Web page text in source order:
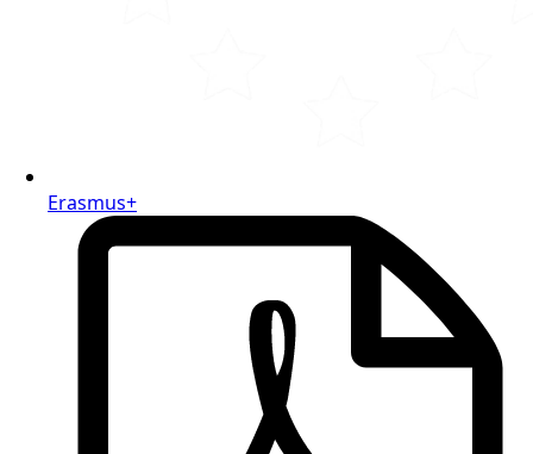
Erasmus+